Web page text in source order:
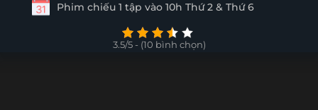
Tập 7 Tập 6
Phim chiếu 1 tập vào 10h Thứ 2 & Thứ 6
3.5/5 - (10 bình chọn)